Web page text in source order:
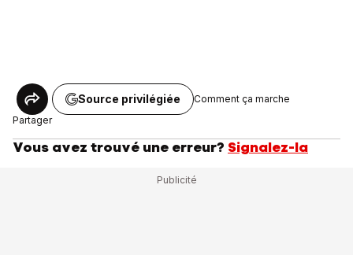
Partager
Source privilégiée Comment ça marche
Vous avez trouvé une erreur? Signalez-la